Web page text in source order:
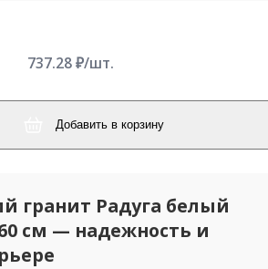
737.28₽/шт.
Добавить в корзину
гранит Радуга белый
см — надежность и